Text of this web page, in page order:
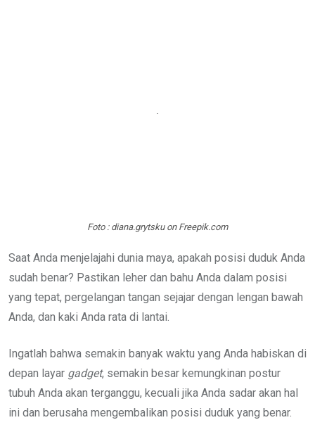
Foto : diana.grytsku on Freepik.com
Saat Anda menjelajahi dunia maya, apakah posisi duduk Anda
sudah benar? Pastikan leher dan bahu Anda dalam posisi
yang tepat, pergelangan tangan sejajar dengan lengan bawah
Anda, dan kaki Anda rata di lantai.
Ingatlah bahwa semakin banyak waktu yang Anda habiskan di
depan layar gadget, semakin besar kemungkinan postur
tubuh Anda akan terganggu, kecuali jika Anda sadar akan hal
ini dan berusaha mengembalikan posisi duduk yang benar.